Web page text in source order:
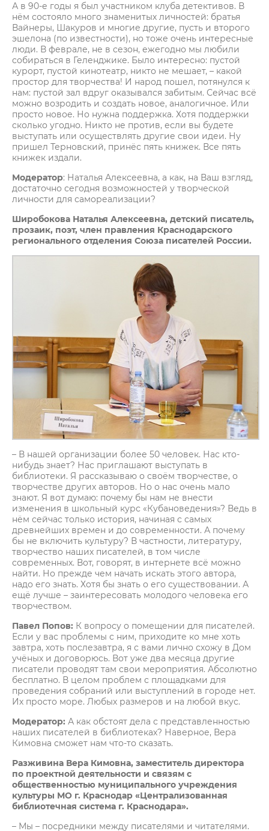
А в 90-е годы я был участником клуба детективов. В
нём состояло много знаменитых личностей: братья
Вайнеры, Шакуров и многие другие, пусть и второго
эшелона (по известности), но тоже очень интересные
люди. В феврале, не в сезон, ежегодно мы любили
собираться в Геленджике. Было интересно: пустой
курорт, пустой кинотеатр, никто не мешает, – какой
простор для творчества! И народ пошел, потянулся к
нам: пустой зал вдруг оказывался забитым. Сейчас всё
можно возродить и создать новое, аналогичное. Или
просто новое. Но нужна поддержка. Хотя поддержки
сколько угодно. Никто не против, если вы будете
выступать или осуществлять другие свои идеи. Ну
пришел Терновский, принёс пять книжек. Все пять
книжек издали.
Модератор: Наталья Алексеевна, а как, на Ваш взгляд,
достаточно сегодня возможностей у творческой
личности для самореализации?
Широбокова Наталья Алексеевна, детский писатель,
прозаик, поэт, член правления Краснодарского
регионального отделения Союза писателей России.
– В нашей организации более 50 человек. Нас кто-
нибудь знает? Нас приглашают выступать в
библиотеки. Я рассказываю о своём творчестве, о
творчестве других авторов. Но о нас очень мало
знают. Я вот думаю: почему бы нам не внести
изменения в школьный курс «Кубановедения»? Ведь в
нём сейчас только история, начиная с самых
древнейших времен и до современности. А почему
бы не включить культуру? В частности, литературу,
творчество наших писателей, в том числе
современных. Вот, говорят, в интернете всё можно
найти. Но прежде чем начать искать этого автора,
надо его знать. Хотя бы знать о его существовании. А
ещё лучше – заинтересовать молодого человека его
творчеством.
Павел Попов: К вопросу о помещении для писателей.
Если у вас проблемы с ним, приходите ко мне хоть
завтра, хоть послезавтра, я с вами лично схожу в Дом
учёных и договорюсь. Вот уже два месяца другие
писатели проводят там свои мероприятия. Абсолютно
бесплатно. В целом проблем с площадками для
проведения собраний или выступлений в городе нет.
Их просто море. Любых размеров и на любой вкус.
Модератор: А как обстоят дела с представленностью
наших писателей в библиотеках? Наверное, Вера
Кимовна сможет нам что-то сказать.
Разживина Вера Кимовна, заместитель директора
по проектной деятельности и связям с
общественностью муниципального учреждения
культуры МО г. Краснодар «Централизованная
библиотечная система г. Краснодара».
– Мы – посредники между писателями и читателями.